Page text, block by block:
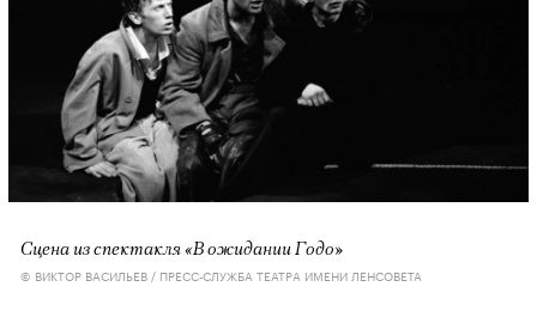
Сцена из спектакля «В ожидании Годо»
© ВИКТОР ВАСИЛЬЕВ / ПРЕСС-СЛУЖБА ТЕАТРА ИМЕНИ ЛЕНСОВЕТА